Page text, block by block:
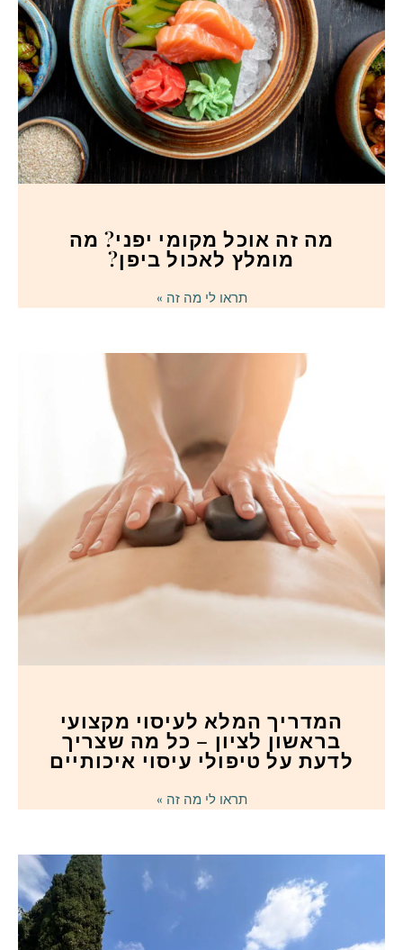
מה זה אוכל מקומי יפני? מה
מומלץ לאכול ביפן?
תראו לי מה זה »
המדריך המלא לעיסוי מקצועי
בראשון לציון – כל מה שצריך
לדעת על טיפולי עיסוי איכותיים
תראו לי מה זה »